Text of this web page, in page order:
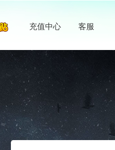
充值中心 客服